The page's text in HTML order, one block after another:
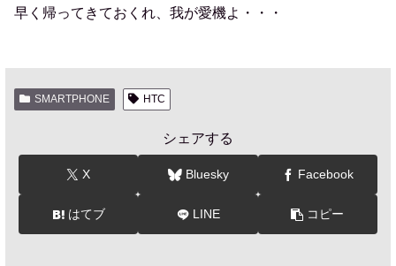
早く帰ってきておくれ、我が愛機よ・・・
SMARTPHONE HTC
シェアする
X Bluesky Facebook
はてブ LINE コピー